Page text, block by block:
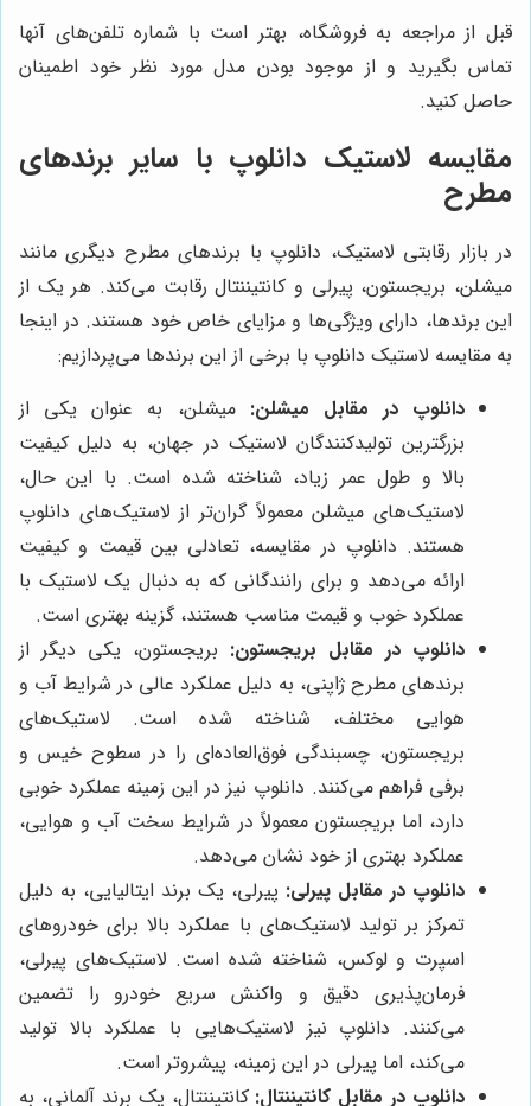
قبل از مراجعه به فروشگاه، بهتر است با شماره تلفن‌های آنها
تماس بگیرید و از موجود بودن مدل مورد نظر خود اطمینان
حاصل کنید.
مقایسه لاستیک دانلوپ با سایر برندهای
مطرح
در بازار رقابتی لاستیک، دانلوپ با برندهای مطرح دیگری مانند
میشلن، بریجستون، پیرلی و کانتیننتال رقابت می‌کند. هر یک از
این برندها، دارای ویژگی‌ها و مزایای خاص خود هستند. در اینجا
به مقایسه لاستیک دانلوپ با برخی از این برندها می‌پردازیم:
دانلوپ در مقابل میشلن: میشلن، به عنوان یکی از
بزرگترین تولیدکنندگان لاستیک در جهان، به دلیل کیفیت
بالا و طول عمر زیاد، شناخته شده است. با این حال،
لاستیک‌های میشلن معمولاً گران‌تر از لاستیک‌های دانلوپ
هستند. دانلوپ در مقایسه، تعادلی بین قیمت و کیفیت
ارائه می‌دهد و برای رانندگانی که به دنبال یک لاستیک با
عملکرد خوب و قیمت مناسب هستند، گزینه بهتری است.
دانلوپ در مقابل بریجستون: بریجستون، یکی دیگر از
برندهای مطرح ژاپنی، به دلیل عملکرد عالی در شرایط آب و
هوایی مختلف، شناخته شده است. لاستیک‌های
بریجستون، چسبندگی فوق‌العاده‌ای را در سطوح خیس و
برفی فراهم می‌کنند. دانلوپ نیز در این زمینه عملکرد خوبی
دارد، اما بریجستون معمولاً در شرایط سخت آب و هوایی،
عملکرد بهتری از خود نشان می‌دهد.
دانلوپ در مقابل پیرلی: پیرلی، یک برند ایتالیایی، به دلیل
تمرکز بر تولید لاستیک‌های با عملکرد بالا برای خودروهای
اسپرت و لوکس، شناخته شده است. لاستیک‌های پیرلی،
فرمان‌پذیری دقیق و واکنش سریع خودرو را تضمین
می‌کنند. دانلوپ نیز لاستیک‌هایی با عملکرد بالا تولید
می‌کند، اما پیرلی در این زمینه، پیشروتر است.
دانلوپ در مقابل کانتیننتال: کانتیننتال، یک برند آلمانی، به